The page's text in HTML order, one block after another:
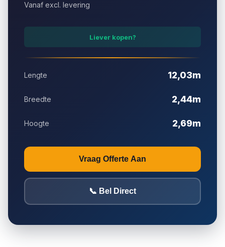
Landelijke bezorging
Vanaf excl. levering
Liever kopen?
Lengte 12,03m
Breedte 2,44m
Hoogte 2,69m
Vraag Offerte Aan
📞 Bel Direct